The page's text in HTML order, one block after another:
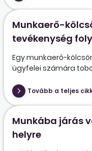
Munkaerő-
tevékenység
Egy munkaerő-
ügyfelei számára
Tovább a teljes
Munkába járás
helyre